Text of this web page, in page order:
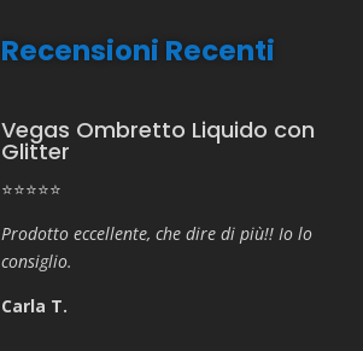
Recensioni Recenti
Vegas Ombretto Liquido con
Glitter
⭐⭐⭐⭐⭐
Prodotto eccellente, che dire di più!! Io lo
consiglio.
Carla T.